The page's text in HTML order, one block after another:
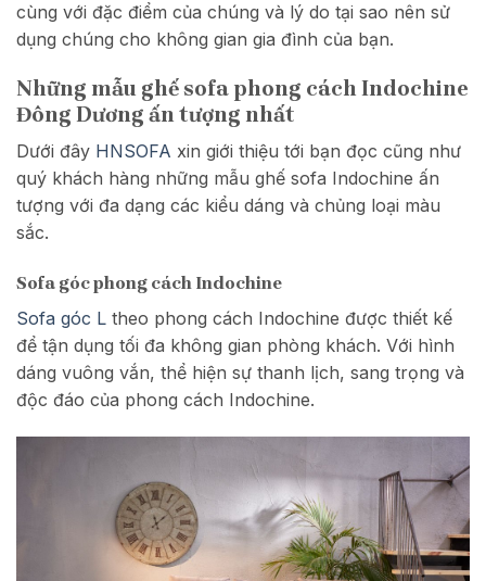
cùng với đặc điểm của chúng và lý do tại sao nên sử
dụng chúng cho không gian gia đình của bạn.
Những mẫu ghế sofa phong cách Indochine
Đông Dương ấn tượng nhất
Dưới đây HNSOFA xin giới thiệu tới bạn đọc cũng như
quý khách hàng những mẫu ghế sofa Indochine ấn
tượng với đa dạng các kiểu dáng và chủng loại màu
sắc.
Sofa góc phong cách Indochine
Sofa góc L theo phong cách Indochine được thiết kế
để tận dụng tối đa không gian phòng khách. Với hình
dáng vuông vắn, thể hiện sự thanh lịch, sang trọng và
độc đáo của phong cách Indochine.